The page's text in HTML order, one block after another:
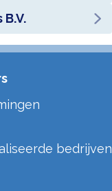
bedrijven